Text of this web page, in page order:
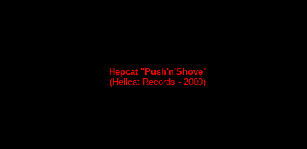
Hepcat "Push'n'Shove"
(Hellcat Records - 2000)